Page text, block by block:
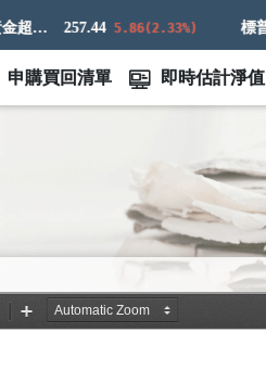
標普高盛黃金超額回報指數 257.44 5.86(2.33%)
申購買回清單 即時估計淨值